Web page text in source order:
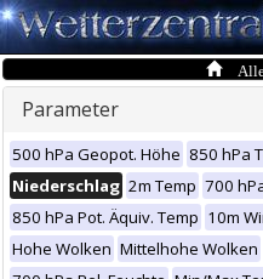
Alle
Parameter
500 hPa Geopot. Höhe 850 hPa
Niederschlag 2m Temp 700
850 hPa Pot. Äquiv. Temp 10m
Hohe Wolken Mittelhohe Wolken